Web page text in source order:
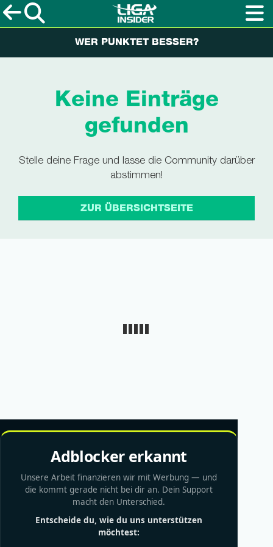
WER PUNKTET BESSER?
Keine Einträge
gefunden
Stelle deine Frage und lasse die Community darüber
abstimmen!
ZUR ÜBERSICHTSEITE
Adblocker erkannt
Unsere Arbeit finanzieren wir mit Werbung — und
die kommt gerade nicht bei dir an. Dein Support
macht den Unterschied.
Entscheide du, wie du uns unterstützen
möchtest: